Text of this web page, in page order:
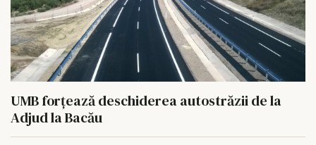
UMB forțează deschiderea autostrăzii de la
Adjud la Bacău